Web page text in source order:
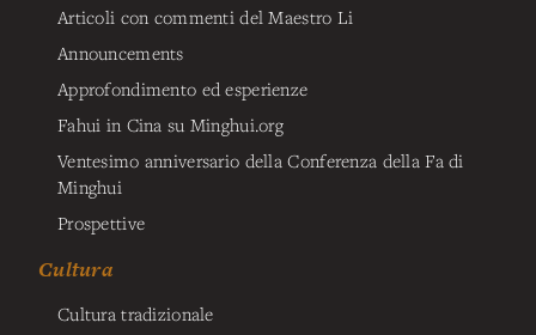
Articoli con commenti del Maestro Li
Announcements
Approfondimento ed esperienze
Fahui in Cina su Minghui.org
Ventesimo anniversario della Conferenza della Fa di
Minghui
Prospettive
Cultura
Cultura tradizionale